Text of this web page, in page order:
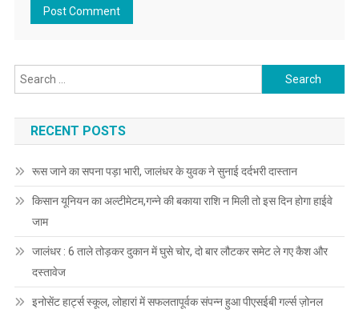
Search for:
RECENT POSTS
रूस जाने का सपना पड़ा भारी, जालंधर के युवक ने सुनाई दर्दभरी दास्तान
किसान यूनियन का अल्टीमेटम,गन्ने की बकाया राशि न मिली तो इस दिन होगा हाईवे
जाम
जालंधर : 6 ताले तोड़कर दुकान में घुसे चोर, दो बार लौटकर समेट ले गए कैश और
दस्तावेज
इनोसेंट हार्ट्स स्कूल, लोहारां में सफलतापूर्वक संपन्न हुआ पीएसईबी गर्ल्स ज़ोनल